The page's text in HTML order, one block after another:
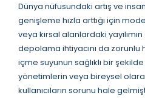
Dünya nüfusundaki artış ve
genişleme hızla arttığı için
veya kırsal alanlardaki
depolama ihtiyacını da
içme suyunun sağlıklı bir
yönetimlerin veya bireysel
kullanıcıların sorunu hale